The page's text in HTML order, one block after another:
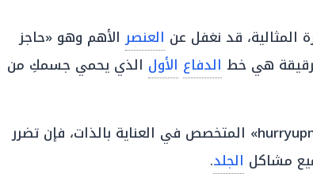
المثالية، قد نغفل عن العنصرالأهم وهو «حاجز
هي خط الدفاع الأول الذي يحمي جسمكِ من
وحسب ما أورده موقع «hurryupmummy» المتخصص في العناية بالذات، فإن تضرر
مشاكل الجلد.